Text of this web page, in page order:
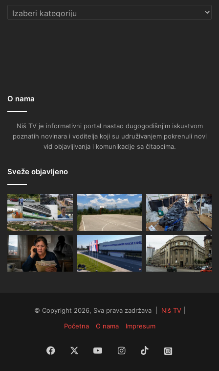
Kategorije
O nama
Niš TV je informativni portal nastao dugogodišnjim iskustvom
poznatih novinara i voditelja koji su udruživanjem pokrenuli novi
vid objavljivanja i komunikacije sa čitaocima.
Sveže objavljeno
© Copyright 2026, Sva prava zadržava | Niš TV|
Početna
O nama Impresum
Facebook YouTubeInstagram
TikTok